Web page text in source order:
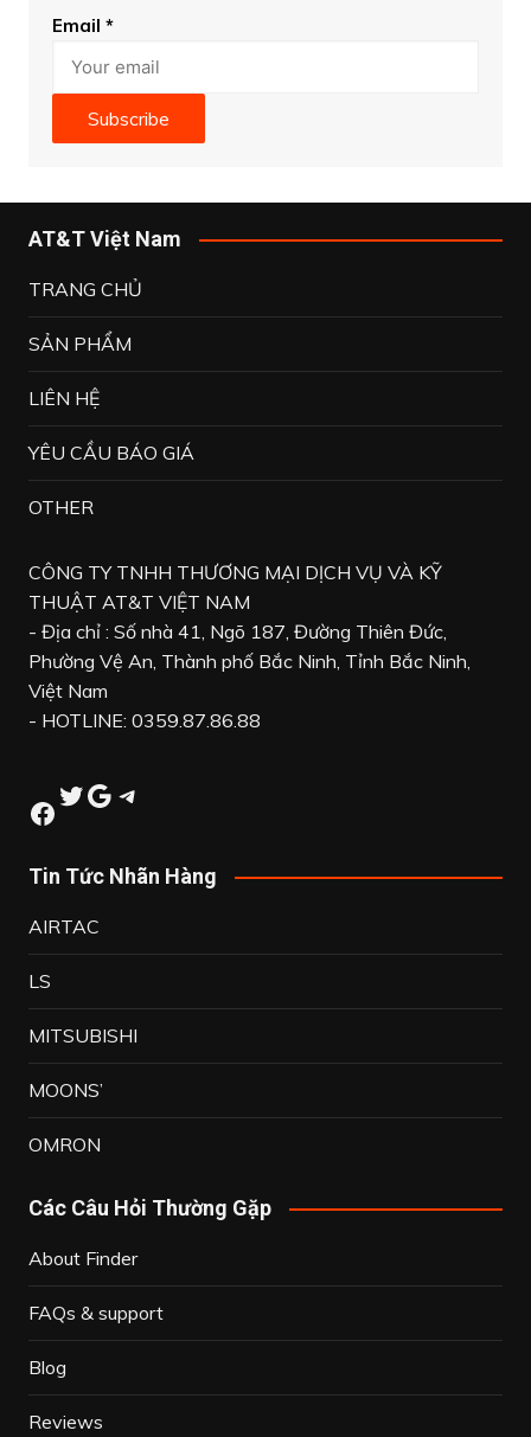
Email *
Subscribe
AT&T Việt Nam
TRANG CHỦ
SẢN PHẨM
LIÊN HỆ
YÊU CẦU BÁO GIÁ
OTHER
CÔNG TY TNHH THƯƠNG MẠI DỊCH VỤ VÀ KỸ
THUẬT AT&T VIỆT NAM
- Địa chỉ : Số nhà 41, Ngõ 187, Đường Thiên Đức,
Phường Vệ An, Thành phố Bắc Ninh, Tỉnh Bắc Ninh,
Việt Nam
- HOTLINE: 0359.87.86.88
Facebook
Twitter
Google
Telegram
Tin Tức Nhãn Hàng
AIRTAC
LS
MITSUBISHI
MOONS’
OMRON
Các Câu Hỏi Thường Gặp
About Finder
FAQs & support
Blog
Reviews